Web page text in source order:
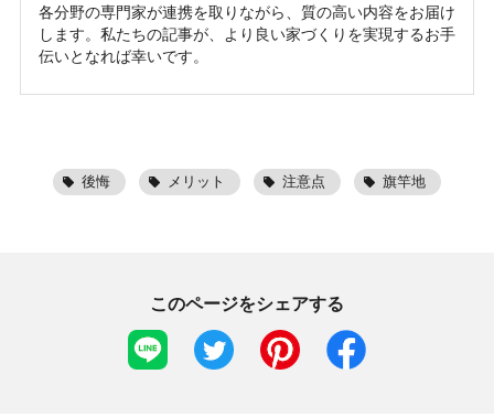
各分野の専門家が連携を取りながら、質の高い内容をお届け
します。私たちの記事が、より良い家づくりを実現するお手
伝いとなれば幸いです。
後悔 メリット 注意点 旗竿地
このページをシェアする